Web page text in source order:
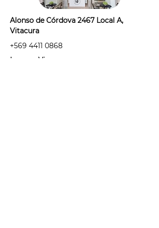
Alonso de Córdova 2467 Local A,
Vitacura
+569 4411 0868
Lunes a Viernes